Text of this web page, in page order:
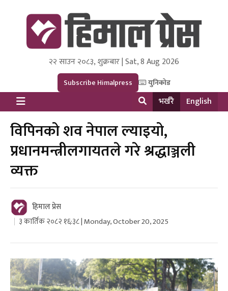
Himal Press
Dot NewsyNepal Media and Research Pvt Ltd.
२२ साउन २०८३, शुक्रबार | Sat, 8 Aug 2026
Subscribe Himalpress युनिकोड
भर्खरै English
विपिनको शव नेपाल ल्याइयो,
प्रधानमन्त्रीलगायतले गरे श्रद्धाञ्जली
व्यक्त
हिमाल प्रेस
३ कार्तिक २०८२ १६:३८ | Monday, October 20, 2025